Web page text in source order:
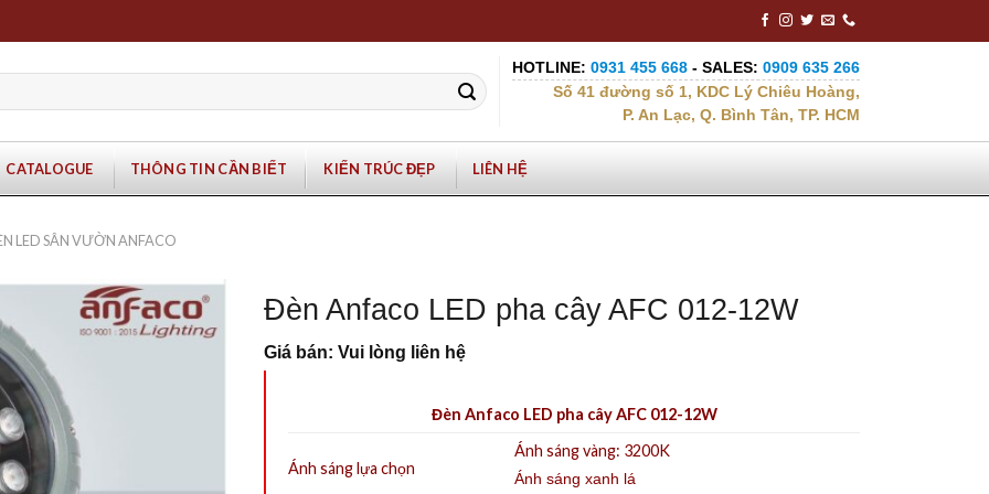
HOTLINE: 0931 455 668 - SALES: 0909 635 266
Số 41 đường số 1, KDC Lý Chiêu Hoàng,
P. An Lạc, Q. Bình Tân, TP. HCM
CATALOGUE THÔNG TIN CẦN BIẾT KIẾN TRÚC ĐẸP LIÊN HỆ
LED SÂN VƯỜN ANFACO
Đèn Anfaco LED pha cây AFC 012-12W
Giá bán: Vui lòng liên hệ
Đèn Anfaco LED pha cây AFC 012-12W
Ánh sáng lựa chọn
Ánh sáng vàng: 3200K
Ánh sáng xanh lá